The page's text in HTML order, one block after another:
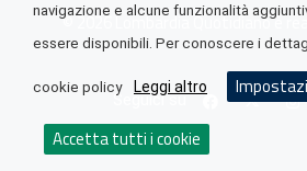
© 2026 Lombardia Quotidiano è
Seguici su
navigazione e alcune funzionalità
essere disponibili. Per conoscere i
cookie policy Leggi altro
Accetta tutti i cookie